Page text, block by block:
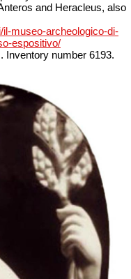
and Heracleus, also
museo-archeologico-di-
espositivo/
Inventory number 6193.